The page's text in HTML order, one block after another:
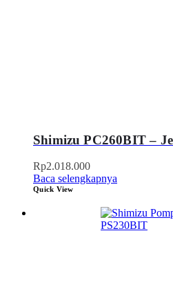
Shimizu PC260BIT –
Rp2.018.000
Baca selengkapnya
Quick View